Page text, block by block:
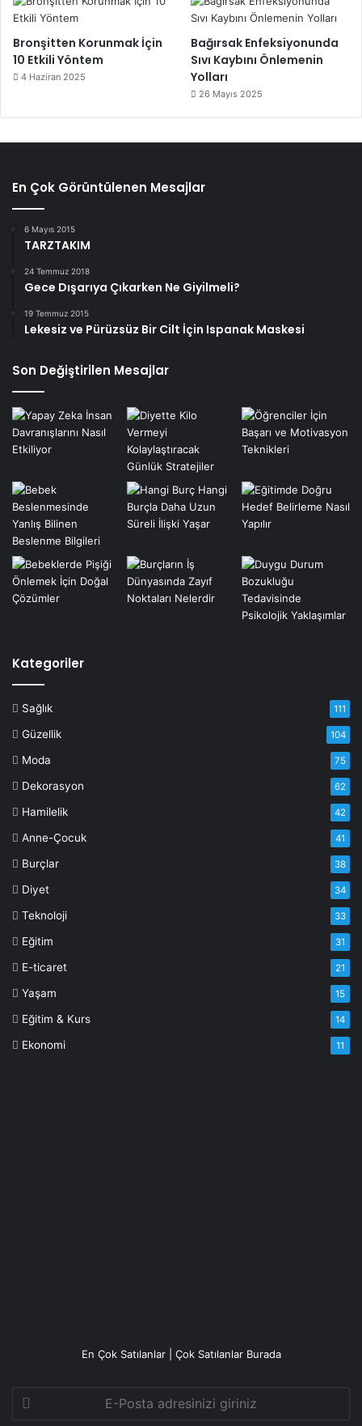
Bronşitten Korunmak İçin
10 Etkili Yöntem
4 Haziran 2025
Bağırsak Enfeksiyonunda
Sıvı Kaybını Önlemenin
Yolları
26 Mayıs 2025
En Çok Görüntülenen Mesajlar
6 Mayıs 2015
TARZTAKIM
24 Temmuz 2018
Gece Dışarıya Çıkarken Ne Giyilmeli?
19 Temmuz 2015
Lekesiz ve Pürüzsüz Bir Cilt İçin Ispanak Maskesi
Son Değiştirilen Mesajlar
Kategoriler
Sağlık 111
Güzellik 104
Moda 75
Dekorasyon 62
Hamilelik 42
Anne-Çocuk 41
Burçlar 38
Diyet 34
Teknoloji 33
Eğitim 31
E-ticaret 21
Yaşam 15
Eğitim & Kurs 14
Ekonomi 11
En Çok Satılanlar | Çok Satılanlar Burada
Posta